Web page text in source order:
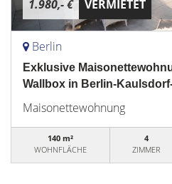
1.980,- € VERMIETET
Berlin
Exklusive
Wallbox in Berlin-
Maisonettewohnung
140 m²
WOHNFLÄCHE
4
ZIMMER